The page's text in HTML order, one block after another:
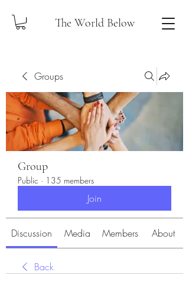
The World Below
Groups
Group
Public · 135 members
Join
Discussion Media Members About
Back